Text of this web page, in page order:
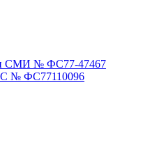
СМИ № ФС77-47467
№ ФС77110096